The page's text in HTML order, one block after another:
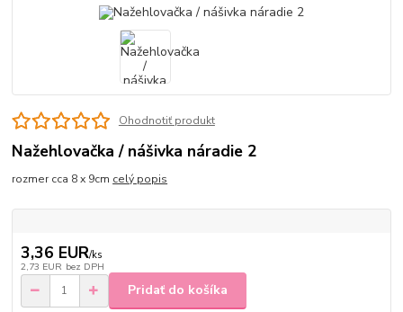
Ohodnotiť produkt
Nažehlovačka / nášivka náradie 2
rozmer cca 8 x 9cm celý popis
3,36 EUR/ks
2,73 EUR bez DPH
Pridať do košíka